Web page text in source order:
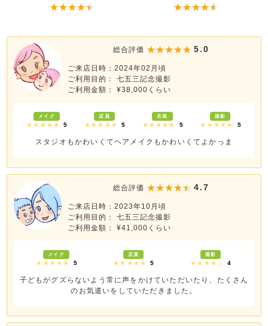
総合評価 5.0
ご来店日時：2024年02月頃
ご利用目的： 七五三記念撮影
ご利用金額： ¥38,000くらい
メイク
★★★★★ 5
店員
★★★★★ 5
衣装
★★★★★ 5
撮影
★★★★★ 5
スタジオもかわいくてヘアメイクもかわいくてよかっま
総合評価 4.7
ご来店日時：2023年10月頃
ご利用目的： 七五三記念撮影
ご利用金額： ¥41,000くらい
メイク
★★★★★ 5
店員
★★★★★ 5
撮影
★★★★☆ 4
子どもがグズらないよう常に声をかけていただいたり、たくさん
のお気遣いをしていただきました。